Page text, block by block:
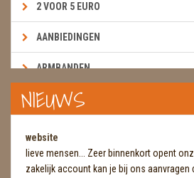
2 VOOR 5 EURO
AANBIEDINGEN
ARMBANDEN
BOEKEN & KAARTEN E.A.R.T.H.
BROEKZAKSTENEN
NIEUWS
website
lieve mensen... Zeer binnenkort opent
zakelijk account kan je bij ons aanvragen